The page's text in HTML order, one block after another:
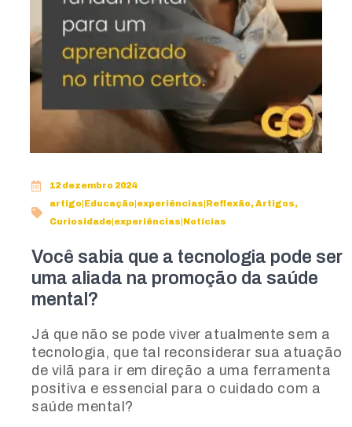
12 dezembro 2024
artigo|Educação|experiências|Reflexão,Artigos,
Curiosidade|experiências|Notícias
Você sabia que a tecnologia pode ser
uma aliada na promoção da saúde
mental?
Já que não se pode viver atualmente sem a
tecnologia, que tal reconsiderar sua atuação
de vilã para ir em direção a uma ferramenta
positiva e essencial para o cuidado com a
saúde mental?